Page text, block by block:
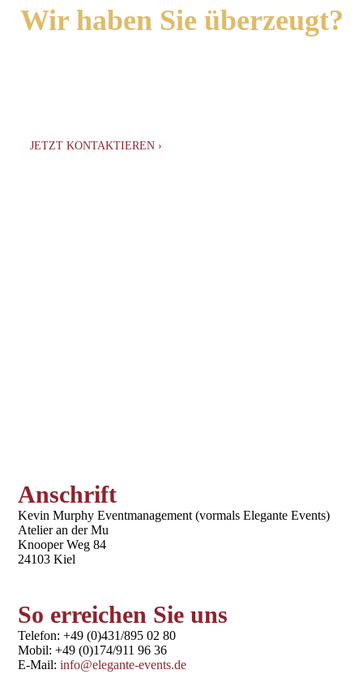
Wir haben Sie überzeugt?
JETZT KONTAKTIEREN ›
Anschrift
Kevin Murphy Eventmanagement (vormals Elegante Events)
Atelier an der Mu
Knooper Weg 84
24103 Kiel
So erreichen Sie uns
Telefon: +49 (0)431/895 02 80
Mobil: +49 (0)174/911 96 36
E-Mail: info@elegante-events.de